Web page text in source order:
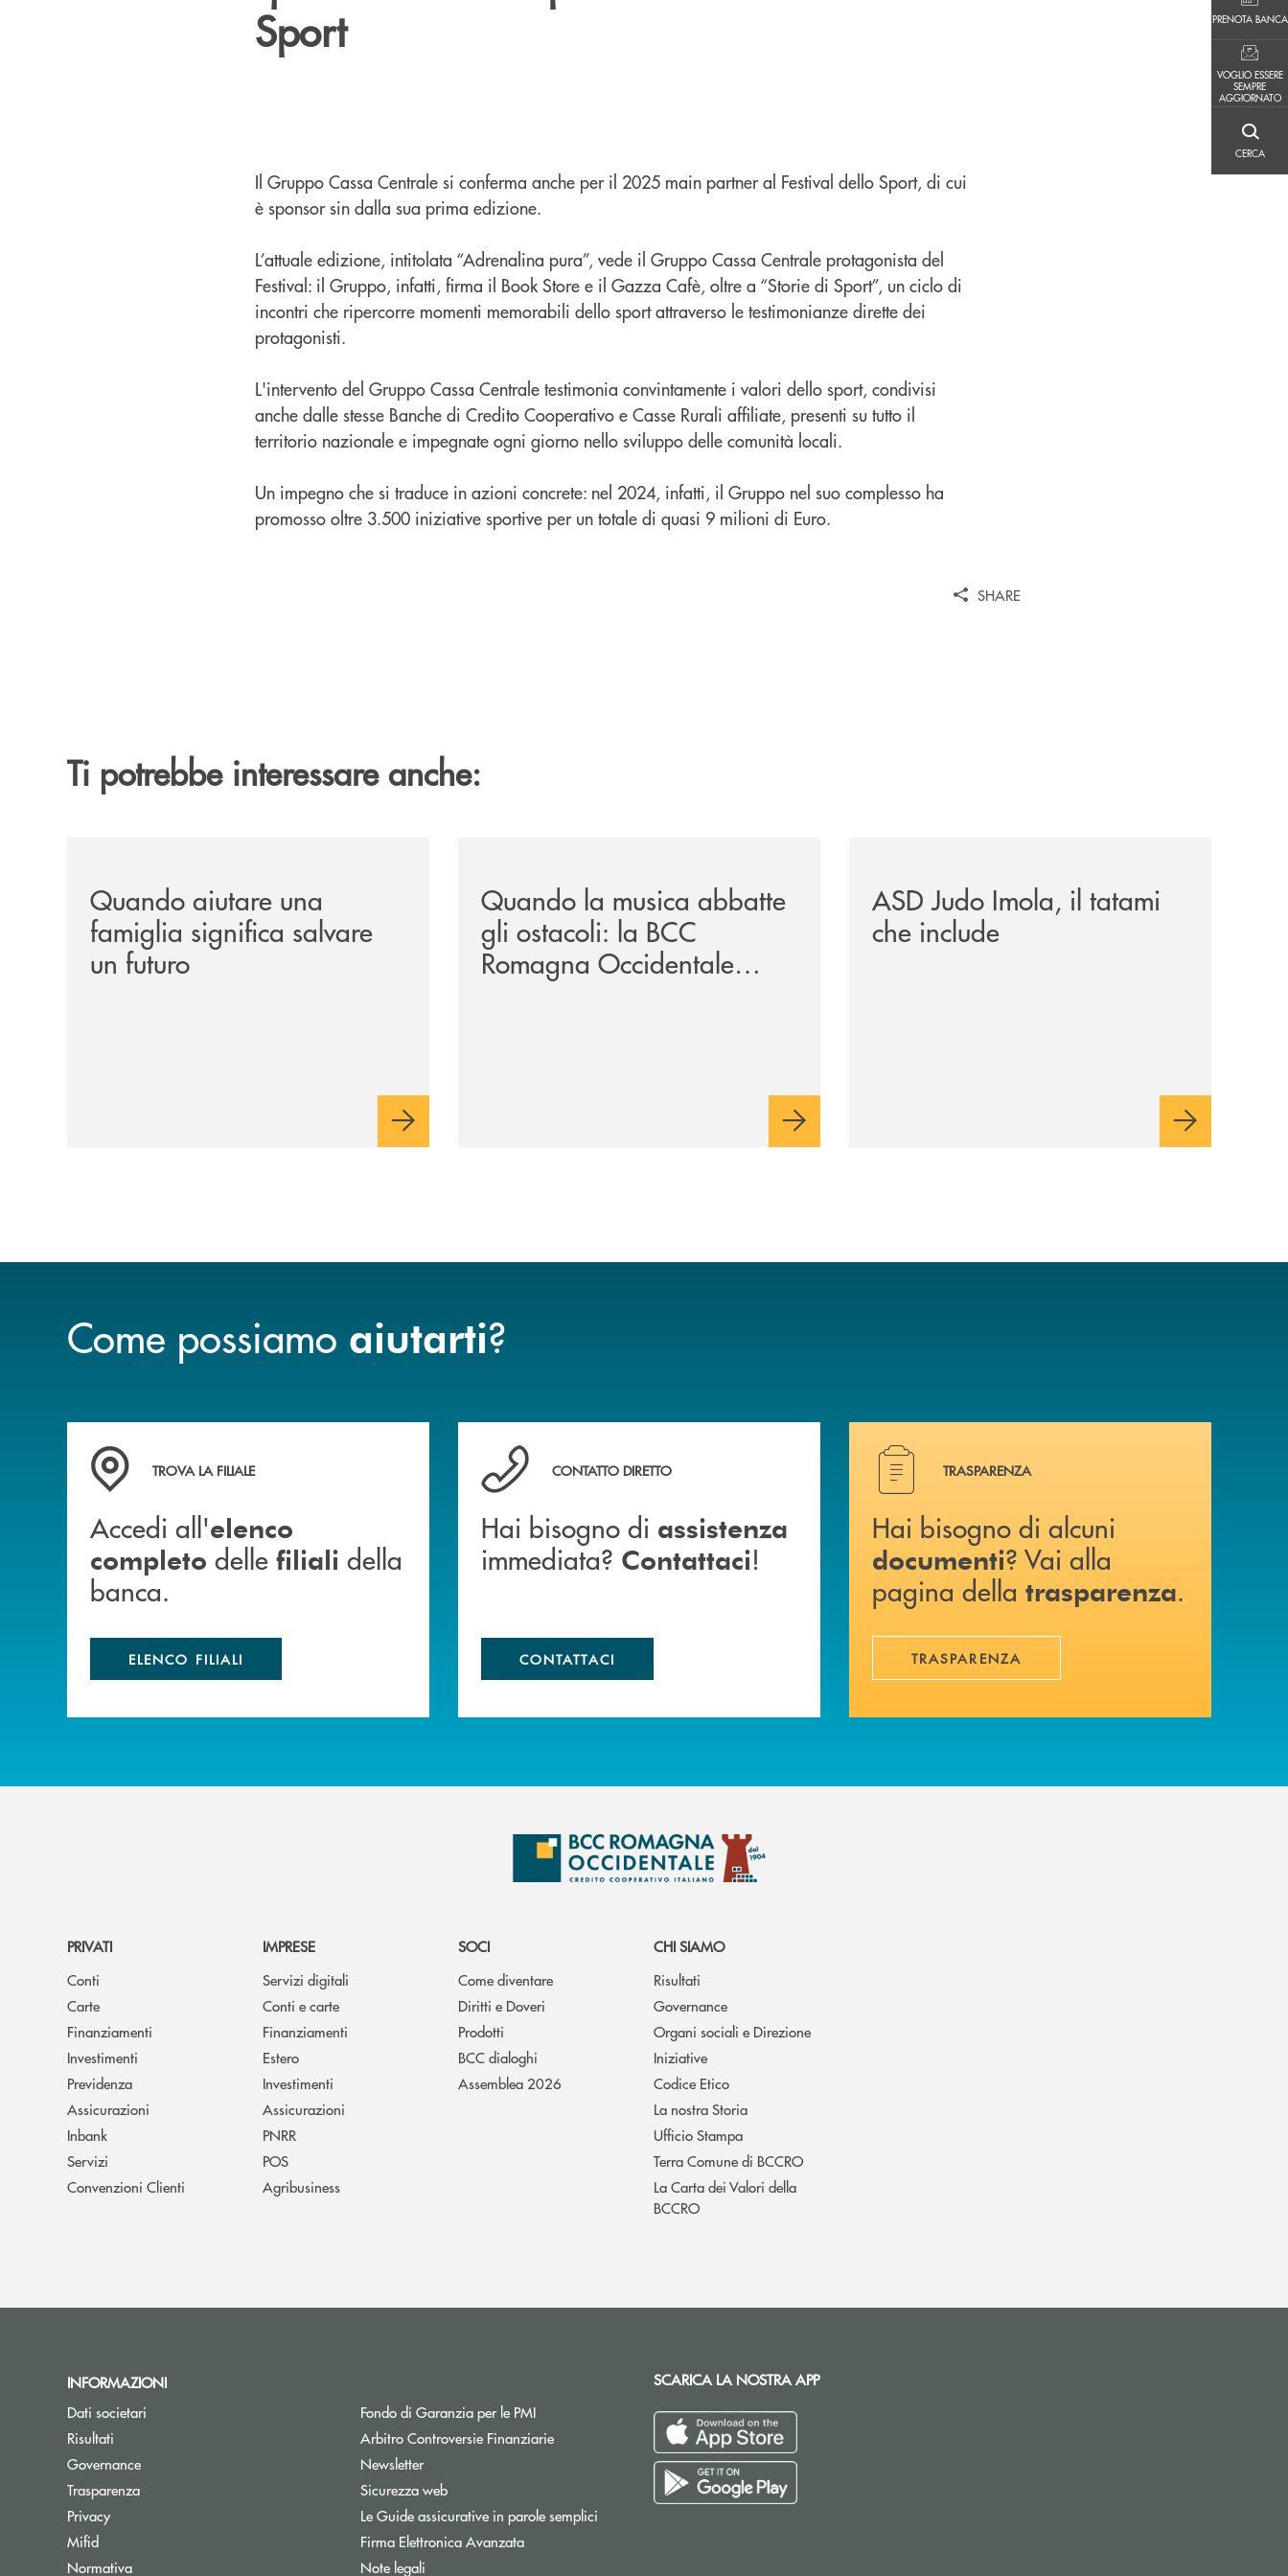
PRENOTA BANCA
VOGLIO ESSERE
SEMPRE
AGGIORNATO
CERCA
Sport
Il Gruppo Cassa Centrale si conferma anche per il 2025 main partner al Festival dello Sport, di cui
è sponsor sin dalla sua prima edizione.
L’attuale edizione, intitolata “Adrenalina pura”, vede il Gruppo Cassa Centrale protagonista del
Festival: il Gruppo, infatti, firma il Book Store e il Gazza Cafè, oltre a “Storie di Sport”, un ciclo di
incontri che ripercorre momenti memorabili dello sport attraverso le testimonianze dirette dei
protagonisti.
L'intervento del Gruppo Cassa Centrale testimonia convintamente i valori dello sport, condivisi
anche dalle stesse Banche di Credito Cooperativo e Casse Rurali affiliate, presenti su tutto il
territorio nazionale e impegnate ogni giorno nello sviluppo delle comunità locali.
Un impegno che si traduce in azioni concrete: nel 2024, infatti, il Gruppo nel suo complesso ha
promosso oltre 3.500 iniziative sportive per un totale di quasi 9 milioni di Euro.
SHARE
Ti potrebbe interessare anche:
Quando aiutare una
famiglia significa salvare
un futuro
Quando la musica abbatte
gli ostacoli: la BCC
Romagna Occidentale
vicina al progetto N.O.I.
ASD Judo Imola, il tatami
che include
Come possiamo aiutarti?
Accedi all' elenco completo delle filiali della banca.
TROVA LA FILIALE
Accedi all'elenco
completo delle filiali della
banca.
ELENCO FILIALI
Hai bisogno di assistenza immediata? Contattaci !
CONTATTO DIRETTO
Hai bisogno di assistenza
immediata? Contattaci!
CONTATTACI
Hai bisogno di alcuni documenti ? Vai alla pagina della
TRASPARENZA
Hai bisogno di alcuni
documenti? Vai alla
pagina della trasparenza.
TRASPARENZA
PRIVATI
Conti
Carte
Finanziamenti
Investimenti
Previdenza
Assicurazioni
Inbank
Servizi
Convenzioni Clienti
IMPRESE
Servizi digitali
Conti e carte
Finanziamenti
Estero
Investimenti
Assicurazioni
PNRR
POS
Agribusiness
SOCI
Come diventare
Diritti e Doveri
Prodotti
BCC dialoghi
Assemblea 2026
CHI SIAMO
Risultati
Governance
Organi sociali e Direzione
Iniziative
Codice Etico
La nostra Storia
Ufficio Stampa
Terra Comune di BCCRO
La Carta dei Valori della
BCCRO
INFORMAZIONI
Dati societari
Risultati
Governance
Trasparenza
Privacy
Mifid
Normativa
Fondo di Garanzia per le PMIApre una nuova finestra
Arbitro Controversie FinanziarieApre una nuova finestra
NewsletterApre una nuova finestra
Sicurezza web
Le Guide assicurative in parole semplici
Firma Elettronica Avanzata
Note legali
SCARICA LA NOSTRA APP